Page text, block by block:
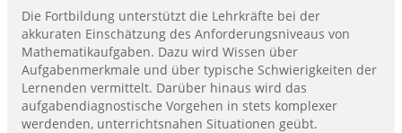
Die Fortbildung unterstützt die Lehrkräfte bei der
akkuraten Einschätzung des Anforderungsniveaus von
Mathematikaufgaben. Dazu wird Wissen über
Aufgabenmerkmale und über typische Schwierigkeiten der
Lernenden vermittelt. Darüber hinaus wird das
aufgabendiagnostische Vorgehen in stets komplexer
werdenden, unterrichtsnahen Situationen geübt.